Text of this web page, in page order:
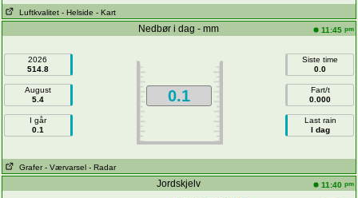
Luftkvalitet - Helside - Kart
Nedbør i dag - mm 11:45 pm
2026
514.8
August
5.4
I går
0.1
0.1
Siste time
0.0
Fart/t
0.000
Last rain
I dag
Grafer - Værvarsel - Radar
Jordskjelv 11:40 pm